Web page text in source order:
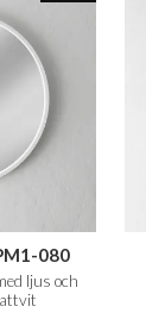
080
ljus och